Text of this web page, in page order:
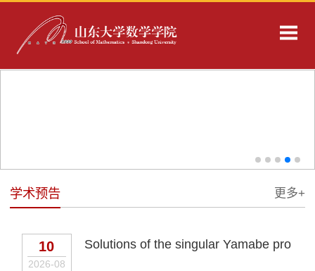
更多+
学术预告
10
2026-08
Solutions of the singular Yamabe pro